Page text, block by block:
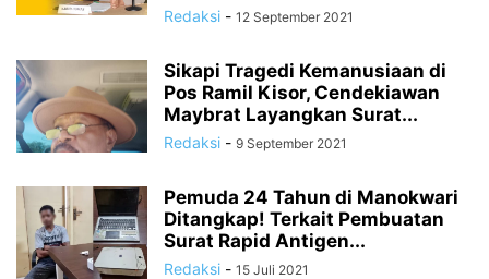
Redaksi - 12 September 2021
Sikapi Tragedi Kemanusiaan di
Pos Ramil Kisor, Cendekiawan
Maybrat Layangkan Surat...
Redaksi - 9 September 2021
Pemuda 24 Tahun di Manokwari
Ditangkap! Terkait Pembuatan
Surat Rapid Antigen...
Redaksi - 15 Juli 2021